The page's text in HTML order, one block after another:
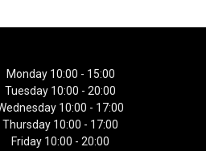
Monday 10:00 - 15:00
Tuesday 10:00 - 20:00
10:00 - 17:00
Thursday 10:00 - 17:00
Friday 10:00 - 20:00